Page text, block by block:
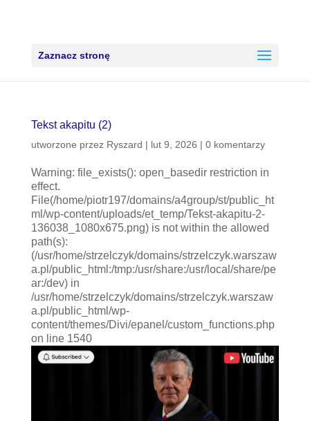
Zaznacz stronę
Tekst akapitu (2)
utworzone przez Ryszard | lut 9, 2026 | 0 komentarzy
Warning: file_exists(): open_basedir restriction in
effect.
File(/home/piotr197/domains/a4group/st/public_ht
ml/wp-content/uploads/et_temp/Tekst-akapitu-2-
136038_1080x675.png) is not within the allowed
path(s):
(/usr/home/strzelczyk/domains/strzelczyk.warszaw
a.pl/public_html:/tmp:/usr/share:/usr/local/share/pe
ar:/dev) in
/usr/home/strzelczyk/domains/strzelczyk.warszaw
a.pl/public_html/wp-
content/themes/Divi/epanel/custom_functions.php
on line 1540